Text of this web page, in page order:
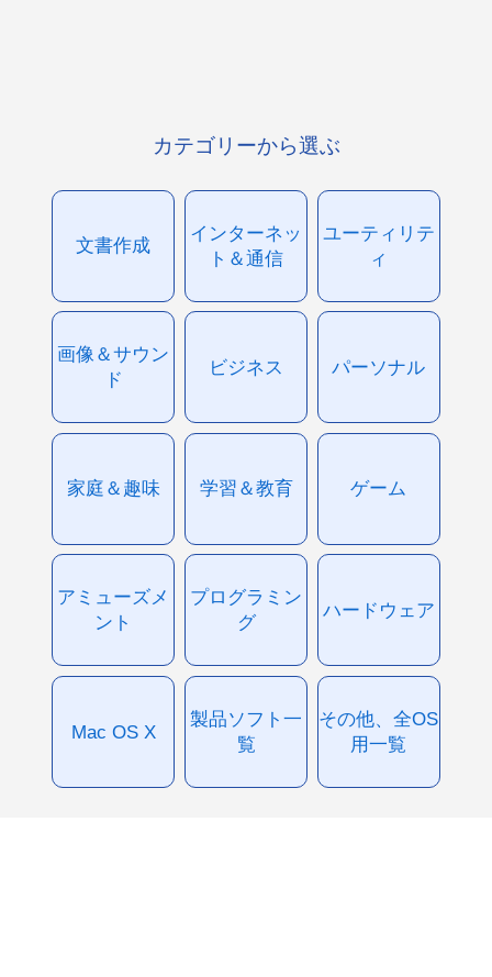
カテゴリーから選ぶ
文書作成
インターネッ
ト＆通信
ユーティリテ
ィ
画像＆サウン
ド
ビジネス パーソナル
家庭＆趣味 学習＆教育 ゲーム
アミューズメ
ント
プログラミン
グ
ハードウェア
Mac OS X
製品ソフト一
覧
その他、全OS
用一覧